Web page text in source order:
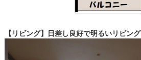
【リビング】日差し良好で明るいリビング